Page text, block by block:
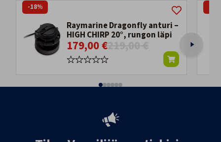
Raymarine Dragonfly anturi –
HIGH CHIRP 20°, rungon läpi
179,00 €219,00 €
-18%